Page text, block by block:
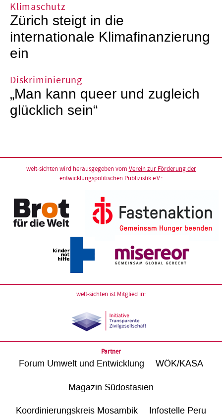
Klimaschutz
Zürich steigt in die
internationale Klimafinanzierung
ein
Diskriminierung
„Man kann queer und zugleich
glücklich sein“
welt-sichten wird herausgegeben vom Verein zur Förderung der
entwicklungspolitischen Publizistik e.V.:
welt-sichten ist Mitglied in:
Partner
Forum Umwelt und Entwicklung WÖK/KASA
Magazin Südostasien
Koordinierungskreis Mosambik Infostelle Peru